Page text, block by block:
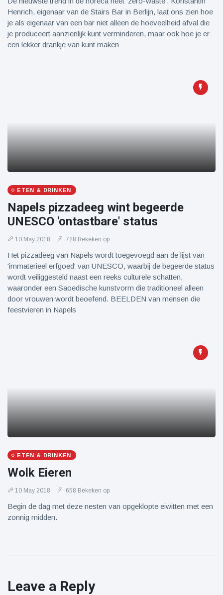
Henrich, eigenaar van de Stairs Bar in Berlijn, laat ons zien hoe
je als eigenaar van een bar niet alleen de hoeveelheid afval die
je produceert aanzienlijk kunt verminderen, maar ook hoe je er
een lekker drankje van kunt maken
ETEN & DRINKEN
Napels pizzadeeg wint begeerde
UNESCO 'ontastbare' status
10 May 2018 728 Bekeken op
Het pizzadeeg van Napels wordt toegevoegd aan de lijst van
'immaterieel erfgoed' van UNESCO, waarbij de begeerde status
wordt veiliggesteld naast een reeks culturele schatten,
waaronder een Saoedische kunstvorm die traditioneel alleen
door vrouwen wordt beoefend. BEELDEN van mensen die
feestvieren in Napels
ETEN & DRINKEN
Wolk Eieren
10 May 2018 658 Bekeken op
Begin de dag met deze nesten van opgeklopte eiwitten met een
zonnig midden.
Leave a Reply